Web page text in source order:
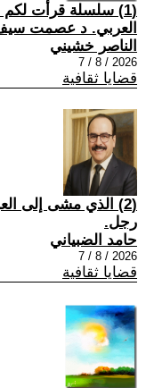
(1) سلسلة قرأت
العربي. د عصمت سيف
الناصر خشيني
2026 / 8 / 7
قضايا ثقافية
(2) الذي مشى إلى
رجل.
حامد الضبياني
2026 / 8 / 7
قضايا ثقافية